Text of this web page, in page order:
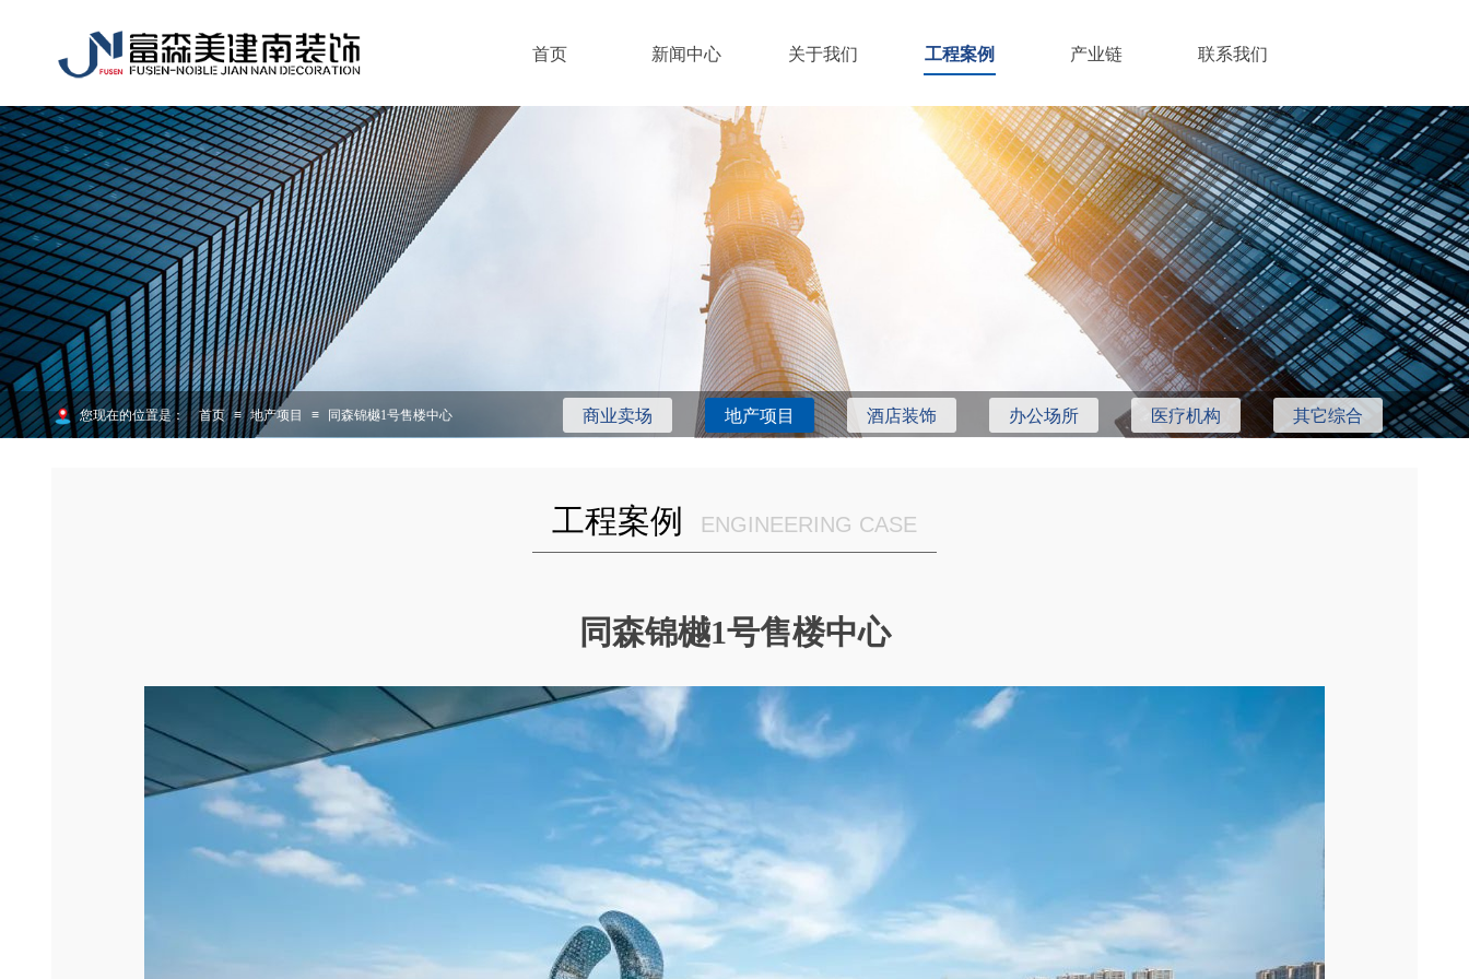
首页 新闻中心 关于我们 工程案例 产业链 联系我们
商业卖场 地产项目 酒店装饰 办公场所 医疗机构 其它综合
您现在的位置是： 首页 ≡ 地产项目 ≡ 同森锦樾1号售楼中心
同森锦樾1号售楼中心
工程案例 ENGINEERING CASE